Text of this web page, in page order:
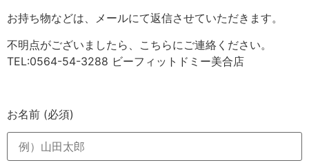
プお持ち物などは、メールにて返信させていただきます。
不明点がございましたら、こちらにご連絡ください。
TEL:0564-54-3288 ビーフィットドミー美合店
お名前 (必須)